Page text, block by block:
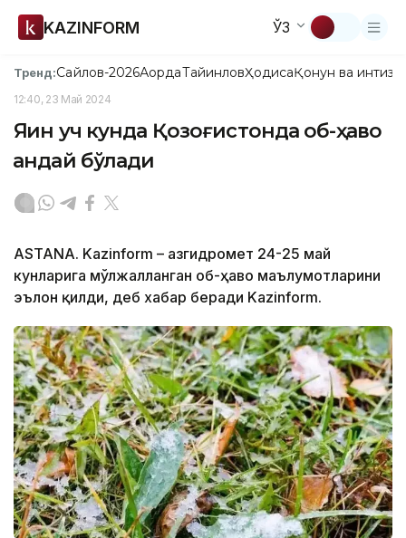
KAZINFORM ЎЗ
Тренд:Сайлов-2026АқордаТайинловҲодисаҚонун ва
12:40, 23 Май 2024
Яқин уч кунда Қозоғистонда об-ҳаво
қандай бўлади
ASTANA. Kazinform – Қазгидромет 24-25 май
кунларига мўлжалланган об-ҳаво маълумотларини
эълон қилди, деб хабар беради Kazinform.